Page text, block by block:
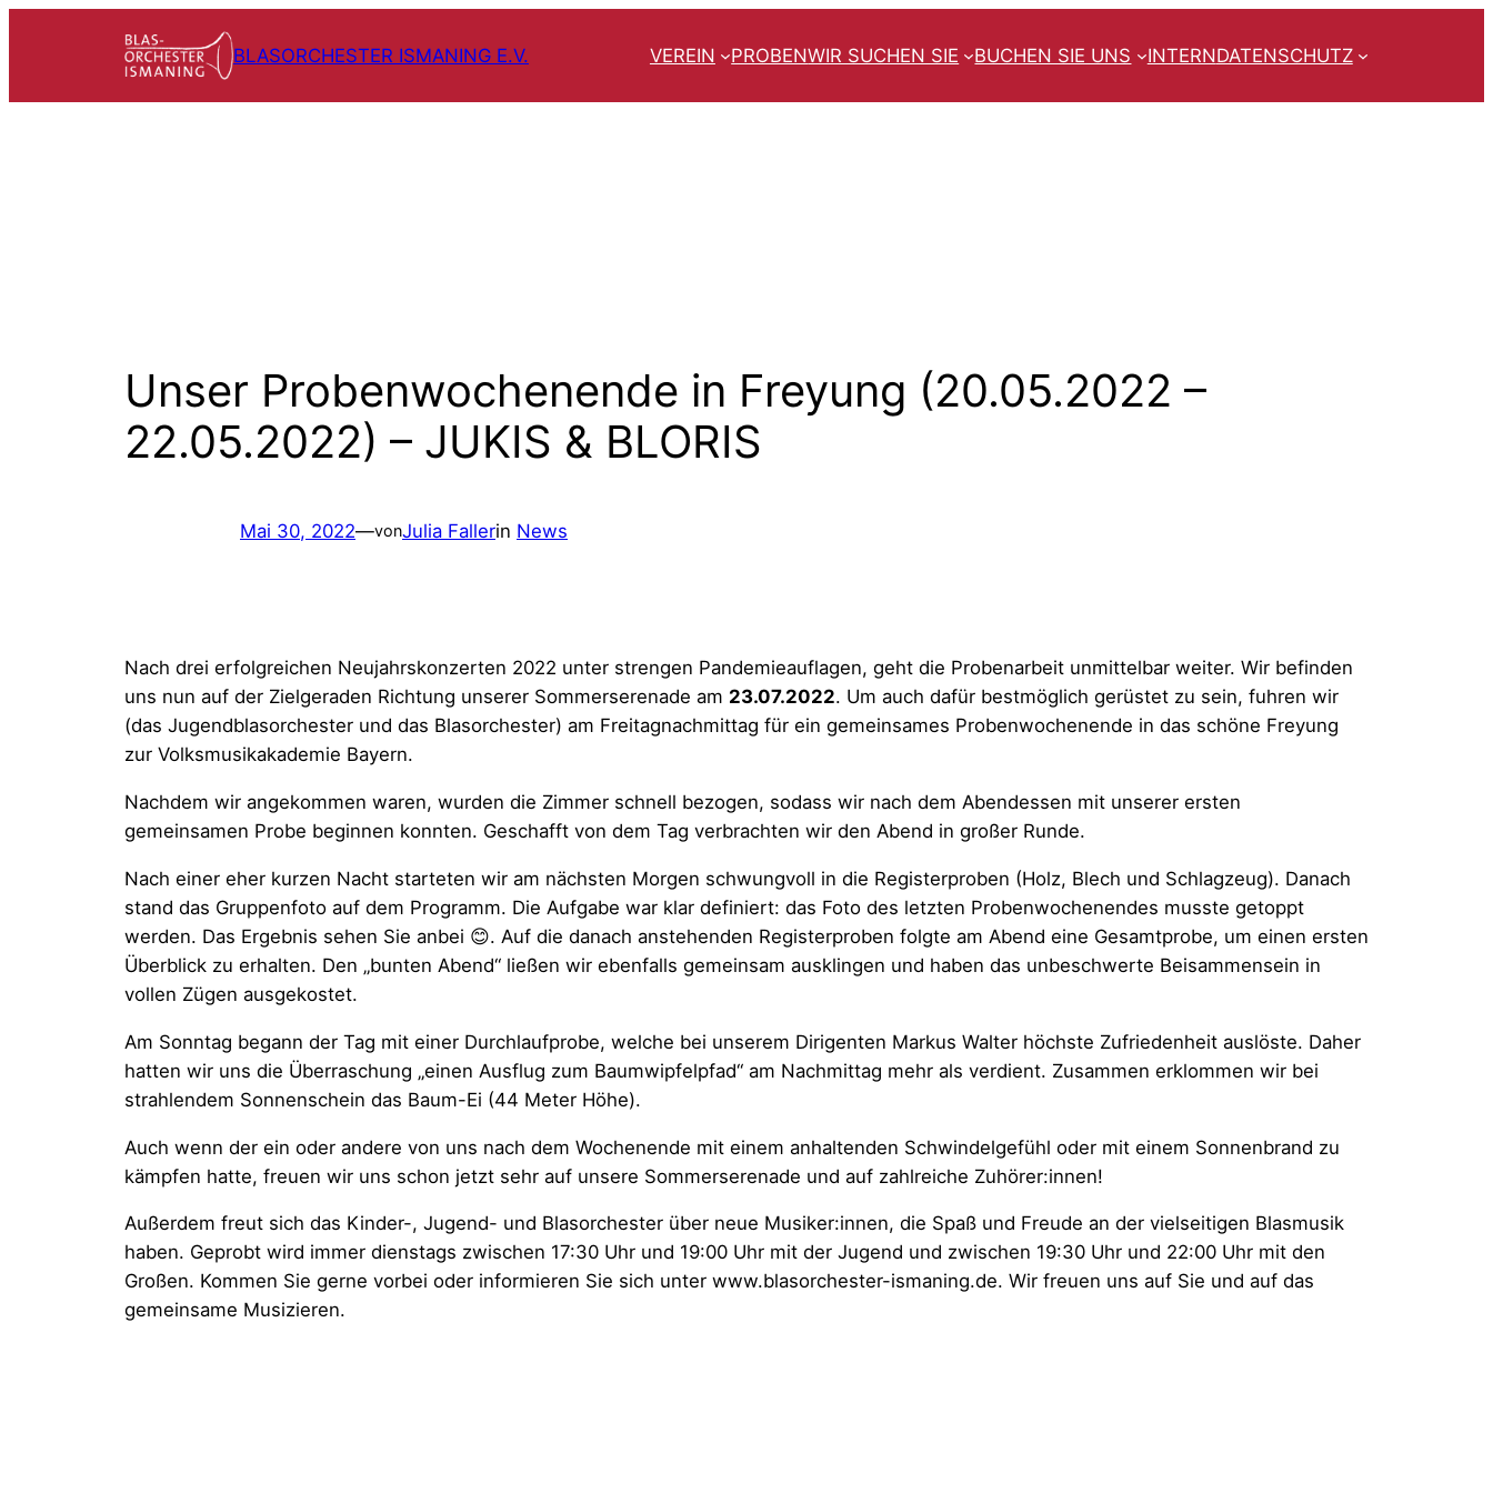
BLASORCHESTER ISMANING E.V. VEREIN PROBENWIR SUCHEN SIE BUCHEN SIE UNS INTERNDATENSCHUTZ
Unser Probenwochenende in Freyung (20.05.2022 –
22.05.2022) – JUKIS & BLORIS
Mai 30, 2022—vonJulia Fallerin News
Nach drei erfolgreichen Neujahrskonzerten 2022 unter strengen Pandemieauflagen, geht die Probenarbeit unmittelbar weiter. Wir befinden
uns nun auf der Zielgeraden Richtung unserer Sommerserenade am 23.07.2022. Um auch dafür bestmöglich gerüstet zu sein, fuhren wir
(das Jugendblasorchester und das Blasorchester) am Freitagnachmittag für ein gemeinsames Probenwochenende in das schöne Freyung
zur Volksmusikakademie Bayern.
Nachdem wir angekommen waren, wurden die Zimmer schnell bezogen, sodass wir nach dem Abendessen mit unserer ersten
gemeinsamen Probe beginnen konnten. Geschafft von dem Tag verbrachten wir den Abend in großer Runde.
Nach einer eher kurzen Nacht starteten wir am nächsten Morgen schwungvoll in die Registerproben (Holz, Blech und Schlagzeug). Danach
stand das Gruppenfoto auf dem Programm. Die Aufgabe war klar definiert: das Foto des letzten Probenwochenendes musste getoppt
werden. Das Ergebnis sehen Sie anbei 😊. Auf die danach anstehenden Registerproben folgte am Abend eine Gesamtprobe, um einen ersten
Überblick zu erhalten. Den „bunten Abend“ ließen wir ebenfalls gemeinsam ausklingen und haben das unbeschwerte Beisammensein in
vollen Zügen ausgekostet.
Am Sonntag begann der Tag mit einer Durchlaufprobe, welche bei unserem Dirigenten Markus Walter höchste Zufriedenheit auslöste. Daher
hatten wir uns die Überraschung „einen Ausflug zum Baumwipfelpfad“ am Nachmittag mehr als verdient. Zusammen erklommen wir bei
strahlendem Sonnenschein das Baum-Ei (44 Meter Höhe).
Auch wenn der ein oder andere von uns nach dem Wochenende mit einem anhaltenden Schwindelgefühl oder mit einem Sonnenbrand zu
kämpfen hatte, freuen wir uns schon jetzt sehr auf unsere Sommerserenade und auf zahlreiche Zuhörer:innen!
Außerdem freut sich das Kinder-, Jugend- und Blasorchester über neue Musiker:innen, die Spaß und Freude an der vielseitigen Blasmusik
haben. Geprobt wird immer dienstags zwischen 17:30 Uhr und 19:00 Uhr mit der Jugend und zwischen 19:30 Uhr und 22:00 Uhr mit den
Großen. Kommen Sie gerne vorbei oder informieren Sie sich unter www.blasorchester-ismaning.de. Wir freuen uns auf Sie und auf das
gemeinsame Musizieren.